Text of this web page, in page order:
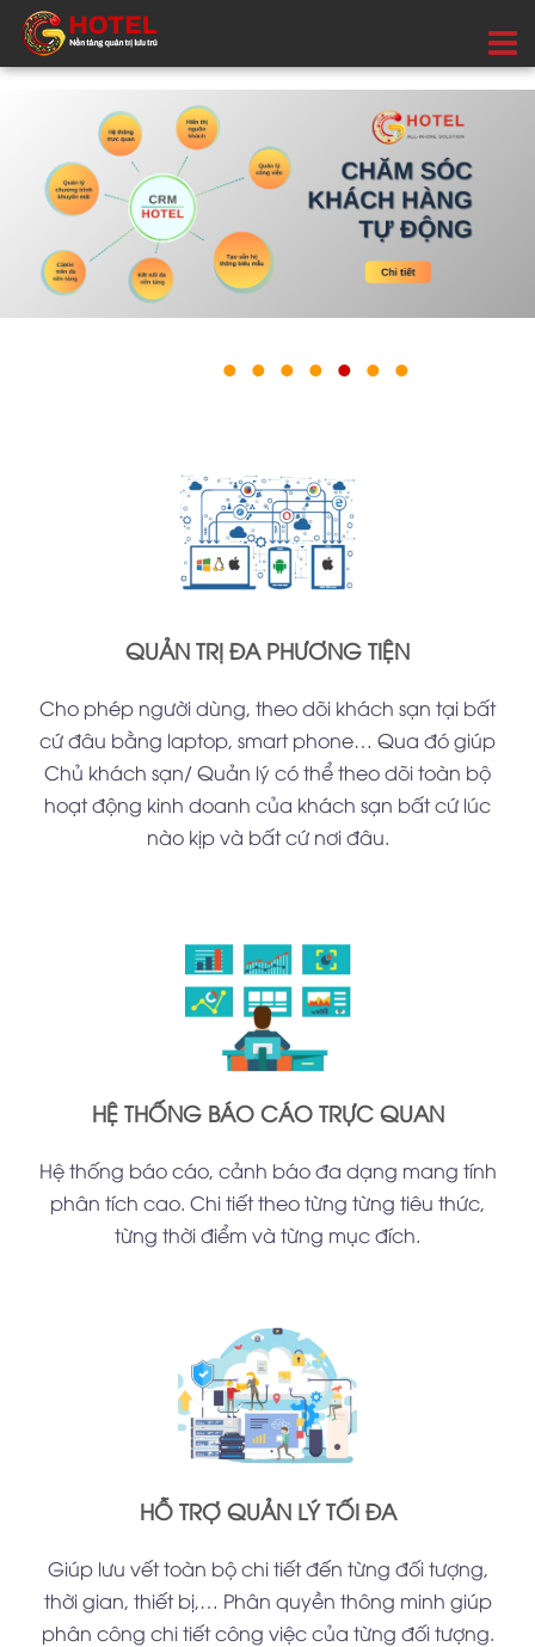
QUẢN TRỊ ĐA PHƯƠNG TIỆN
Cho phép người dùng, theo dõi khách sạn tại bất
cứ đâu bằng laptop, smart phone… Qua đó giúp
Chủ khách sạn/ Quản lý có thể theo dõi toàn bộ
hoạt động kinh doanh của khách sạn bất cứ lúc
nào kịp và bất cứ nơi đâu.
HỆ THỐNG BÁO CÁO TRỰC QUAN
Hệ thống báo cáo, cảnh báo đa dạng mang tính
phân tích cao. Chi tiết theo từng từng tiêu thức,
từng thời điểm và từng mục đích.
HỖ TRỢ QUẢN LÝ TỐI ĐA
Giúp lưu vết toàn bộ chi tiết đến từng đối tượng,
thời gian, thiết bị,… Phân quyền thông minh giúp
phân công chi tiết công việc của từng đối tượng.